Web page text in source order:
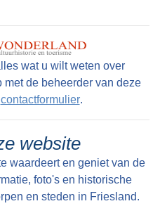
wat u wilt weten over
met de beheerder van deze
contactformulier.
website
waardeert en geniet van de
foto's en historische
en steden in Friesland.